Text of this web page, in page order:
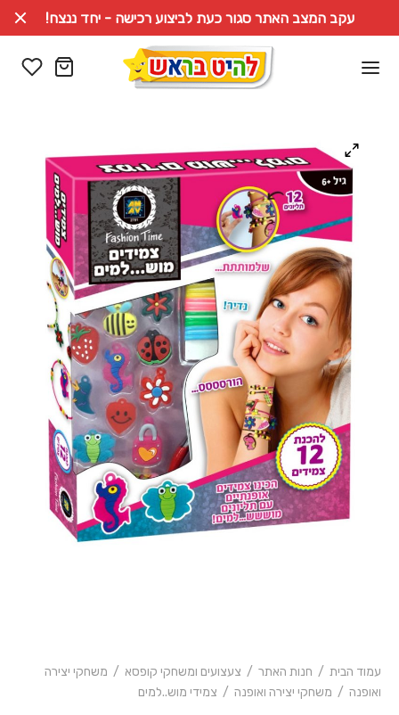
עקב המצב האתר סגור כעת לביצוע רכישה - יחד ננצח!
עמוד הבית / חנות האתר / צעצועים ומשחקי קופסא / משחקי יצירה
ואופנה / משחקי יצירה ואופנה / צמידי מוש..למים